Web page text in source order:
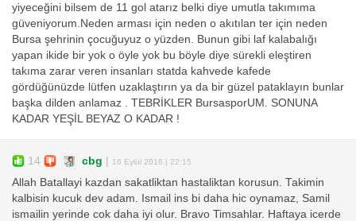
yiyeceğini bilsem de 11 gol atarız belki diye umutla takımıma
güveniyorum.Neden arması için neden o akıtılan ter için neden
Bursa şehrinin çocuğuyuz o yüzden. Bunun gibi laf kalabalığı
yapan ikide bir yok o öyle yok bu böyle diye sürekli eleştiren
takıma zarar veren insanları statda kahvede kafede
gördüğünüzde lütfen uzaklaştırın ya da bir güzel pataklayın bunlar
başka dilden anlamaz . TEBRİKLER BursasporUM. SONUNA
KADAR YEŞİL BEYAZ O KADAR !
14 cbg | 16 Eylül 2016 | 22:15
Allah Batallayi kazdan sakatliktan hastaliktan korusun. Takimin
kalbisin kucuk dev adam. Ismail ins bi daha hic oynamaz, Samil
ismailin yerinde cok daha iyi olur. Bravo Timsahlar. Haftaya icerde